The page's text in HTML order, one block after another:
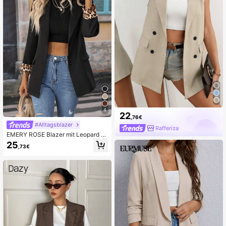
4
#Alltagsblazer
EMERY ROSE Blazer mit Leopard M
uster, einreihiger Knopfleiste
25 ,73€
22,76€
Rafferiza